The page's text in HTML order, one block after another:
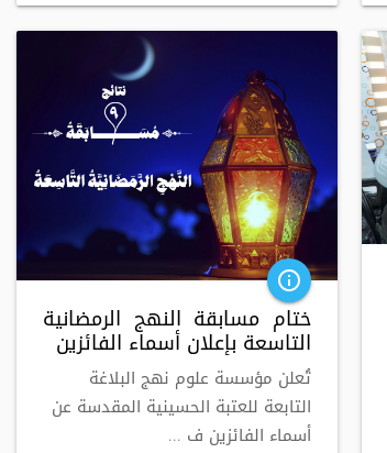
info_outline
ختام مسابقة النهج الرمضانية
التاسعة بإعلان أسماء الفائزين
تُعلن مؤسسة علوم نهج البلاغة
التابعة للعتبة الحسينية المقدسة عن
أسماء الفائزين ف ...